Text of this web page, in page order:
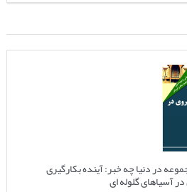
در دنیا چه خبر: آینده بکارگیری
آسیاهای گلوله ای